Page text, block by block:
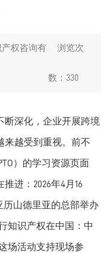
权咨询有 浏览次
数：330
断深化，企业开展跨境
来越受到重视。前不
）的学习资源页面
进：2026年4月16
历山德里亚的总部举办
知识产权在中国：中
场活动支持现场参